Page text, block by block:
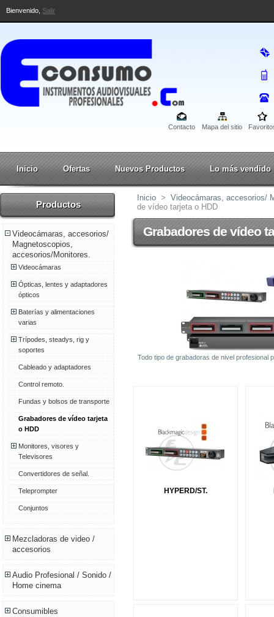
Bienvenido, Salir
Contacto Mapa del sitio
Inicio Ofertas Nuevos Productos Lo más vendido
Productos
Videocámaras, accesorios/
Magnetoscopios,
accesorios/Monitores.
Videocámaras
Ópticas, lentes y adaptadores
ópticos
Baterías y alimentaciones
varias
Trípodes, steadys, rig y
soportes
Cableado y adaptadores
Control remoto.
Fundas y bolsos de transporte
Grabadores de vídeo tarjeta
o HDD
Monitores, visores y
Televisores
Convertidores de señal.
Teleprompter
Conjuntos
Mezcladoras de video /
accesorios
Audio Profesional / Sonido /
Home cinema
Consumibles
Inicio > Videocámaras, accesorios/
de vídeo tarjeta o HDD
Grabadores de vídeo
Todo tipo de grabadoras de nivel profesional
HYPERD/ST.